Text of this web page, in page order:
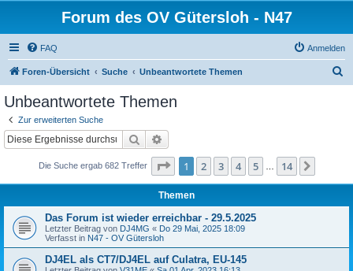
Forum des OV Gütersloh - N47
FAQ Anmelden
Foren-Übersicht Suche Unbeantwortete Themen
Unbeantwortete Themen
Zur erweiterten Suche
Suche
Die Suche ergab 682 Treffer Seite 1von 14
1 2 3 4 5 14
Themen
Das Forum ist wieder erreichbar - 29.5.2025
Letzter Beitrag von DJ4MG « Do 29 Mai, 2025 18:09
Verfasst in N47 - OV Gütersloh
DJ4EL als CT7/DJ4EL auf Culatra, EU-145